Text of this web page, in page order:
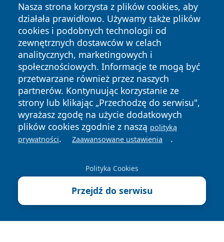
Nasza strona korzysta z plików cookies, aby
działała prawidłowo. Używamy także plików
cookies i podobnych technologii od
zewnętrznych dostawców w celach
analitycznych, marketingowych i
społecznościowych. Informacje te mogą być
przetwarzane również przez naszych
partnerów. Kontynuując korzystanie ze
strony lub klikając „Przechodzę do serwisu",
wyrażasz zgodę na użycie dodatkowych
plików cookies zgodnie z naszą polityką
prywatności. Zaawansowane ustawienia .
Polityka Cookies
Przejdź do serwisu
Copyright © 2026 portalzielonagora.pl Wszystkie prawa
zastrzeżone.
News Autorzy
Polityka
Prywatności
Polityka
Cookies